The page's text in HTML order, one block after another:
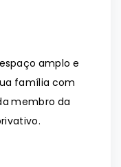
amplo e
família com
membro da